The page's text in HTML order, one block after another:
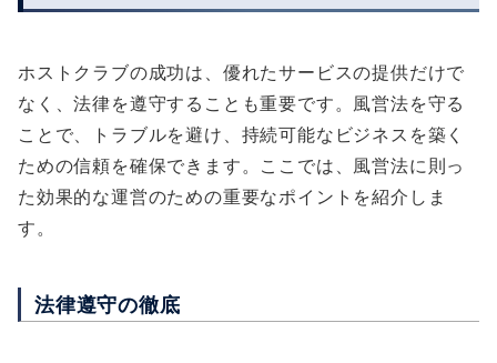
ホストクラブの成功は、優れたサービスの提供だけで
なく、法律を遵守することも重要です。風営法を守る
ことで、トラブルを避け、持続可能なビジネスを築く
ための信頼を確保できます。ここでは、風営法に則っ
た効果的な運営のための重要なポイントを紹介しま
す。
法律遵守の徹底